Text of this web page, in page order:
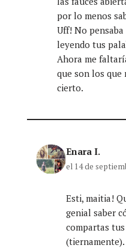
por lo menos
Uff! No
leyendo tus
Ahora me
que son los que
cierto.
Enara I.
el 14 de
Esti, maitia!
genial saber
compartas